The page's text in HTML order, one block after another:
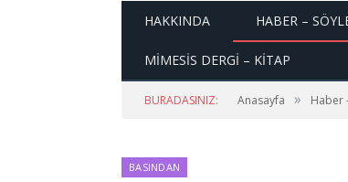
HAKKINDA HABER –
MİMESİS DERGİ – KİTAP
BURADASINIZ: Anasayfa » Haber
BASINDAN